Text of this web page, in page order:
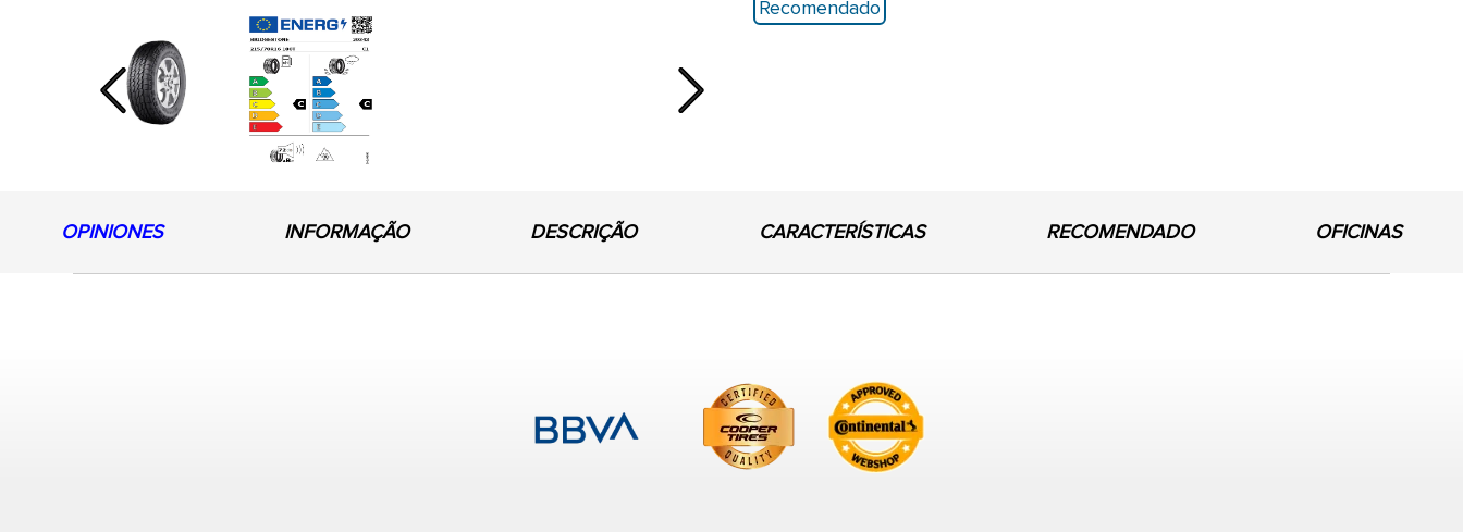
Previous Next
Recomendado
OPINIONES INFORMAÇÃO DESCRIÇÃO CARACTERÍSTICAS RECOMENDADO OFICINAS